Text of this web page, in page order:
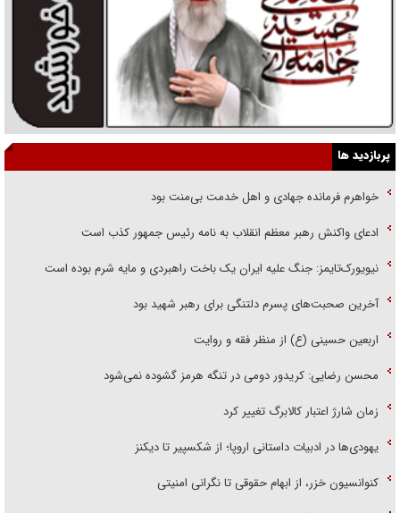
پربازدید ها
خواهرم فرمانده جهادی و اهل خدمت بی‌منت بود
ادعای واکنش رهبر معظم انقلاب به نامه رئیس جمهور کذب است
نیویورک‌تایمز: جنگ علیه ایران یک باخت راهبردی و مایه شرم بوده است
آخرین صحبت‌های پسرم دلتنگی برای رهبر شهید بود
اربعین حسینی (ع) از منظر فقه و روایت
محسن رضایی: کریدور دومی در تنگه هرمز گشوده نمی‌شود
زمان شارژ اعتبار کالابرگ تغییر کرد
یهودی‌ها در ادبیات داستانی اروپا؛ از شکسپیر تا دیکنز
کنوانسیون خزر، از ابهام حقوقی تا نگرانی امنیتی